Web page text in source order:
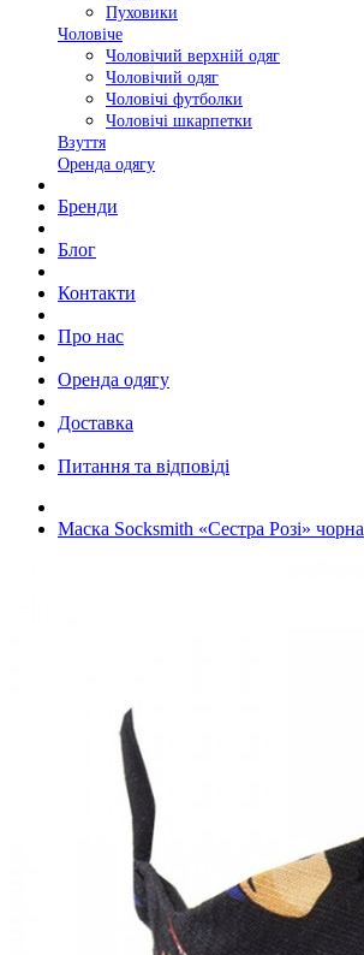
Пуховики
Чоловіче
Чоловічий верхній одяг
Чоловічий одяг
Чоловічі футболки
Чоловічі шкарпетки
Взуття
Оренда одягу
Бренди
Блог
Контакти
Про нас
Оренда одягу
Доставка
Питання та відповіді
Маска Socksmith «Сестра Розі» чорна